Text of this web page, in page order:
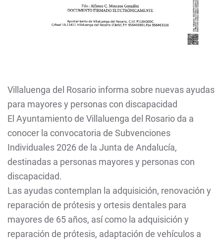
Villaluenga del Rosario informa sobre nuevas ayudas
para mayores y personas con discapacidad
El Ayuntamiento de Villaluenga del Rosario da a
conocer la convocatoria de Subvenciones
Individuales 2026 de la Junta de Andalucía,
destinadas a personas mayores y personas con
discapacidad.
Las ayudas contemplan la adquisición, renovación y
reparación de prótesis y ortesis dentales para
mayores de 65 años, así como la adquisición y
reparación de prótesis, adaptación de vehículos a